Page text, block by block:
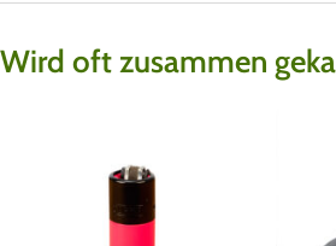
Wird oft zusammen